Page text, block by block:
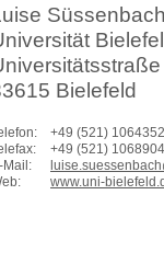
Bielefeld
+49 (521) 1064352
+49 (521)
Mail:
www.uni-